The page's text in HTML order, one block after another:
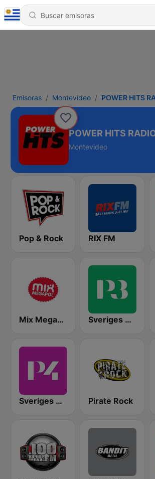
Emisoras Montevideo POWER HITS
POWER HITS
Montevideo
Pop & Rock RIX FM
Mix Megapol Sveriges Radio P3
Sveriges Radio P4 Stockholm Pirate Rock